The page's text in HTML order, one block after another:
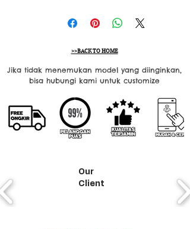
>>BACK TO HOME
Jika tidak menemukan model yang diinginkan,
bisa hubungi kami untuk customize
Our
Client